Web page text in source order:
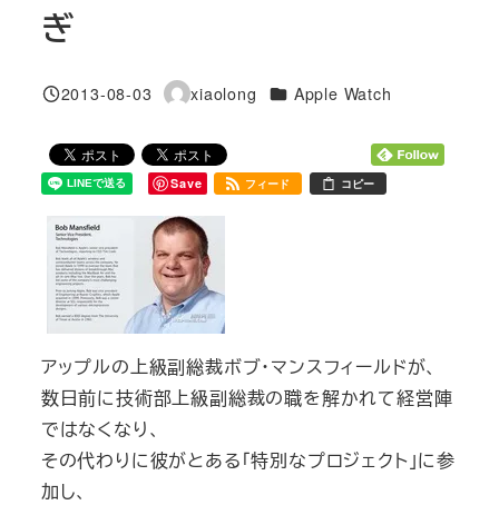
ぎ
投稿日
2013-08-03
著
xiaolong カテゴリー
Apple Watch
Save フィード コピー
アップルの上級副総裁ボブ・マンスフィールドが、
数日前に技術部上級副総裁の職を解かれて経営陣
ではなくなり、
その代わりに彼がとある「特別なプロジェクト」に参
加し、